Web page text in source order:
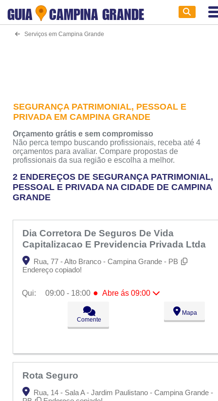
GUIA CAMPINA GRANDE
Serviços em Campina Grande
SEGURANÇA PATRIMONIAL, PESSOAL E
PRIVADA EM CAMPINA GRANDE
Orçamento grátis e sem compromisso
Não perca tempo buscando profissionais, receba até 4
orçamentos para avaliar. Compare propostas de
profissionais da sua região e escolha a melhor.
2 ENDEREÇOS DE SEGURANÇA PATRIMONIAL,
PESSOAL E PRIVADA NA CIDADE DE CAMPINA
GRANDE
Dia Corretora De Seguros De Vida
Capitalizacao E Previdencia Privada Ltda
Rua, 77 - Alto Branco - Campina Grande - PB
Endereço copiado!
Qui: 09:00 - 18:00 ● Abre ás 09:00
09:00 - 18:00
09:00 - 18:00
09:00 - 18:00
Comente
Mapa
Rota Seguro
Rua, 14 - Sala A - Jardim Paulistano - Campina Grande -